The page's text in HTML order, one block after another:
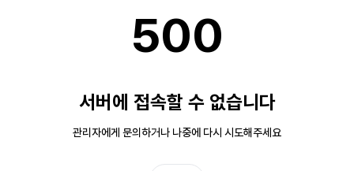
500
서버에 접속할 수 없습니다
관리자에게 문의하거나 나중에 다시 시도해주세요